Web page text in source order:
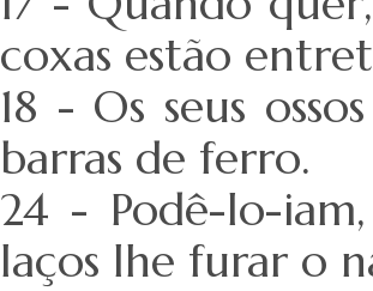
coxas estão
18 - Os seus
barras de ferro.
24 - Podê-lo-
laços lhe furar o